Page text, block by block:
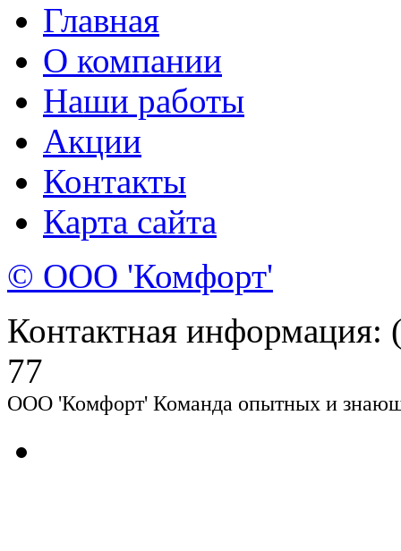
Главная
О компании
Наши работы
Акции
Контакты
Карта сайта
© ООО 'Комфорт'
Контактная
77
ООО 'Комфорт' Команда опытных и